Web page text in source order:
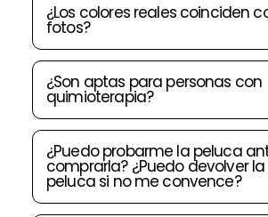
¿Los colores reales coinciden
fotos?
¿Son aptas para personas con
quimioterapia?
¿Puedo probarme la peluca
comprarla? ¿Puedo devolver la
peluca si no me convence?